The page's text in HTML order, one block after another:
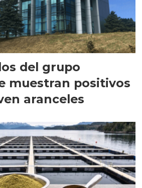
del grupo
muestran positivos
aranceles